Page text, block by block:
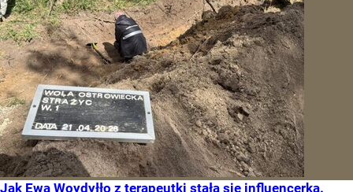
Jak Ewa Woydyłło z terapeutki stała się influencerką.